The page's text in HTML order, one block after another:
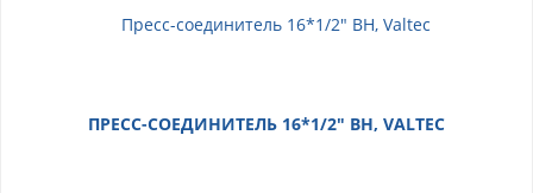
ПРЕСС-СОЕДИНИТЕЛЬ 16*1/2" ВН, VALTEC